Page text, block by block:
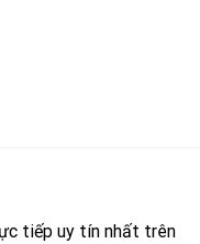
tiếp uy tín nhất trên